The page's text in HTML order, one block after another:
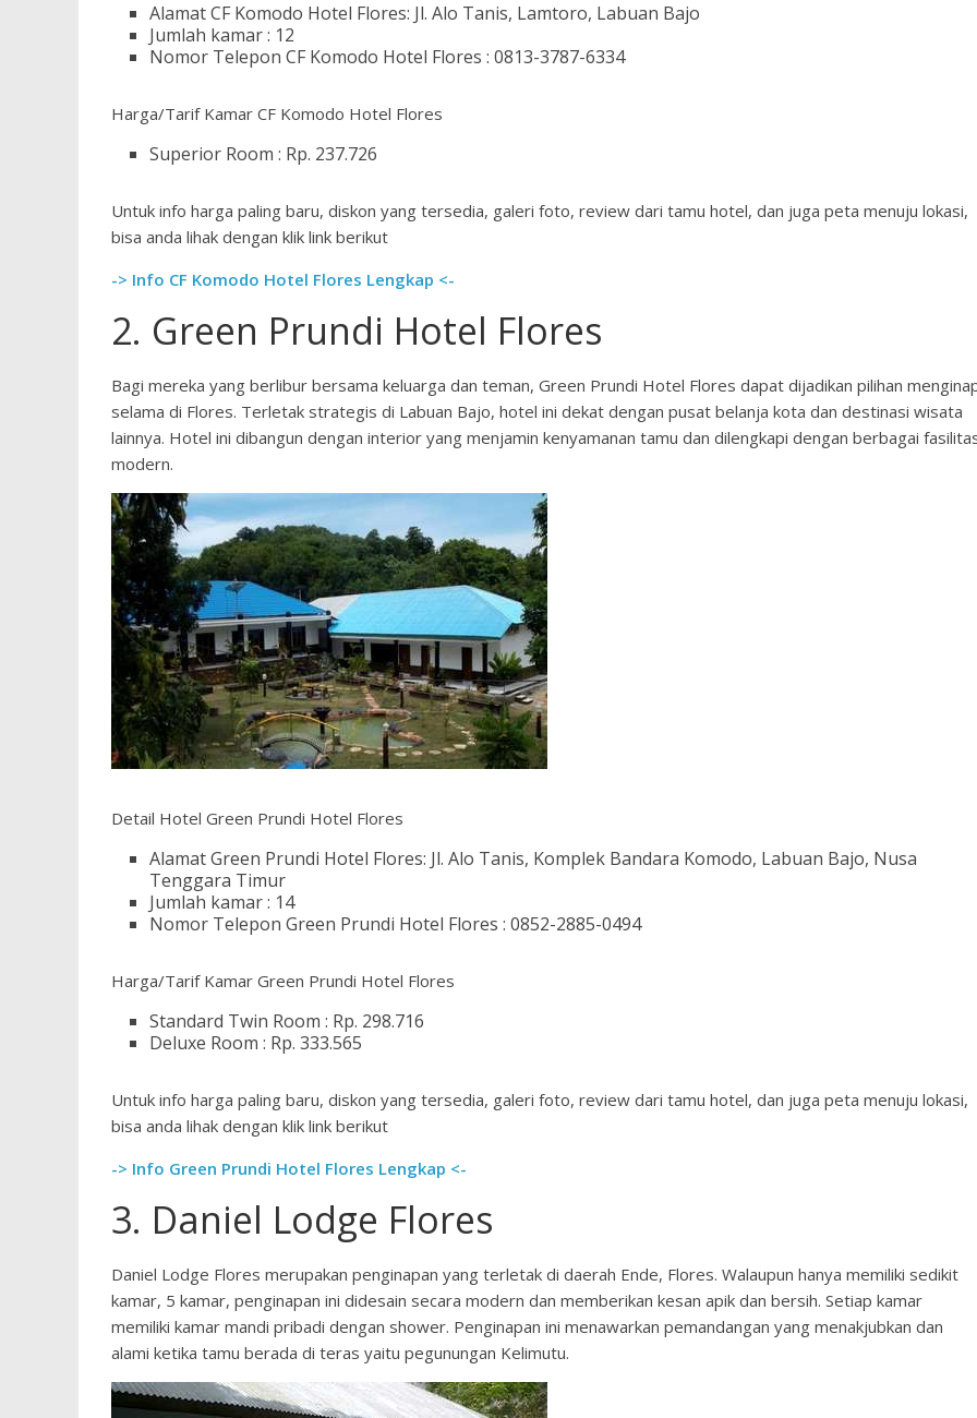
Alamat CF Komodo Hotel Flores: Jl. Alo Tanis, Lamtoro, Labuan Bajo
Jumlah kamar : 12
Nomor Telepon CF Komodo Hotel Flores : 0813-3787-6334
Harga/Tarif Kamar CF Komodo Hotel Flores
Superior Room : Rp. 237.726
Untuk info harga paling baru, diskon yang tersedia, galeri foto, review dari tamu hotel, dan juga peta menuju lokasi,
bisa anda lihak dengan klik link berikut
-> Info CF Komodo Hotel Flores Lengkap <-
2. Green Prundi Hotel Flores
Bagi mereka yang berlibur bersama keluarga dan teman, Green Prundi Hotel Flores dapat dijadikan pilihan
selama di Flores. Terletak strategis di Labuan Bajo, hotel ini dekat dengan pusat belanja kota dan destinasi wisata
lainnya. Hotel ini dibangun dengan interior yang menjamin kenyamanan tamu dan dilengkapi dengan berbagai
modern.
Detail Hotel Green Prundi Hotel Flores
Alamat Green Prundi Hotel Flores: Jl. Alo Tanis, Komplek Bandara Komodo, Labuan Bajo, Nusa
Tenggara Timur
Jumlah kamar : 14
Nomor Telepon Green Prundi Hotel Flores : 0852-2885-0494
Harga/Tarif Kamar Green Prundi Hotel Flores
Standard Twin Room : Rp. 298.716
Deluxe Room : Rp. 333.565
Untuk info harga paling baru, diskon yang tersedia, galeri foto, review dari tamu hotel, dan juga peta menuju lokasi,
bisa anda lihak dengan klik link berikut
-> Info Green Prundi Hotel Flores Lengkap <-
3. Daniel Lodge Flores
Daniel Lodge Flores merupakan penginapan yang terletak di daerah Ende, Flores. Walaupun hanya memiliki sedikit
kamar, 5 kamar, penginapan ini didesain secara modern dan memberikan kesan apik dan bersih. Setiap kamar
memiliki kamar mandi pribadi dengan shower. Penginapan ini menawarkan pemandangan yang menakjubkan dan
alami ketika tamu berada di teras yaitu pegunungan Kelimutu.